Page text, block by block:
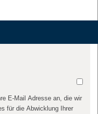
E-Mail Adresse an, die wir
für die Abwicklung Ihrer